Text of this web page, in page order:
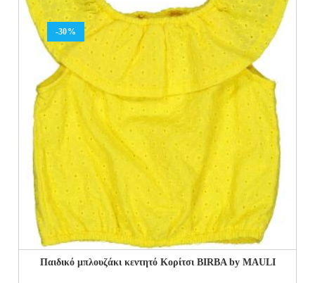
-30%
Παιδικό μπλουζάκι κεντητό Κορίτσι BIRBA by MAULI